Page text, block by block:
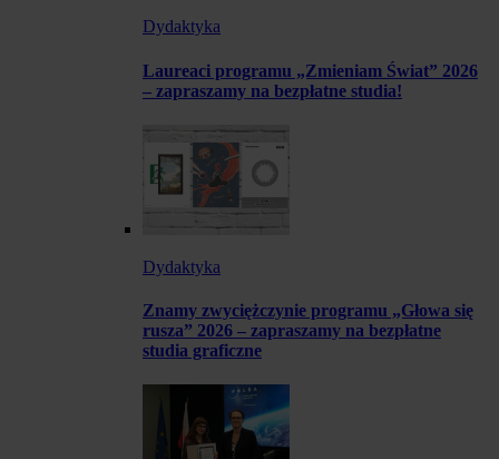
Dydaktyka
Laureaci programu „Zmieniam Świat” 2026
– zapraszamy na bezpłatne studia!
Dydaktyka
Znamy zwyciężczynie programu „Głowa się
rusza” 2026 – zapraszamy na bezpłatne
studia graficzne